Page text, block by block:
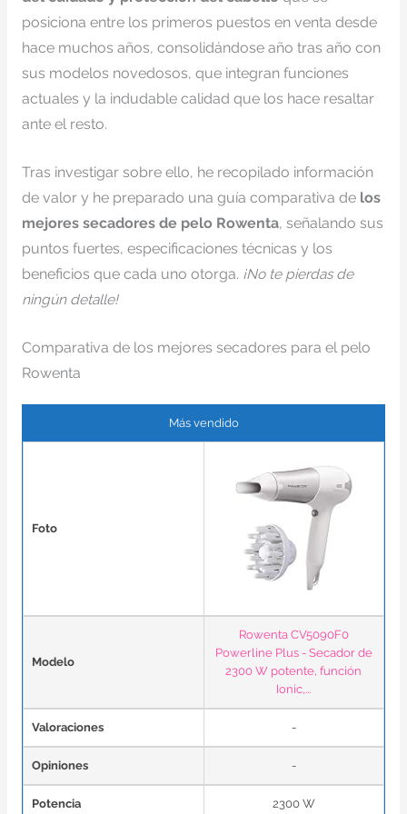
posiciona entre los primeros puestos en venta desde
hace muchos años, consolidándose año tras año con
sus modelos novedosos, que integran funciones
actuales y la indudable calidad que los hace resaltar
ante el resto.
Tras investigar sobre ello, he recopilado información
de valor y he preparado una guía comparativa de los
mejores secadores de pelo Rowenta, señalando sus
puntos fuertes, especificaciones técnicas y los
beneficios que cada uno otorga. ¡No te pierdas de
ningún detalle!
Comparativa de los mejores secadores para el pelo
Rowenta
Más vendido
Foto
Modelo
Rowenta CV5090F0
Powerline Plus - Secador de
2300 W potente, función
Ionic,...
Valoraciones -
Opiniones -
Potencia 2300 W